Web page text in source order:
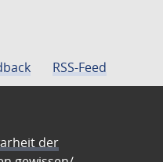
RSS-Feed
der